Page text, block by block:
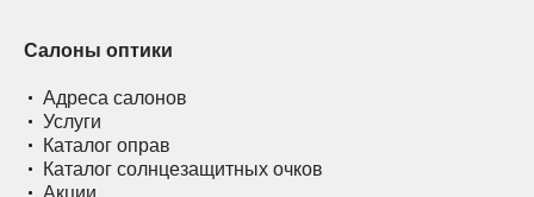
Салоны оптики
Адреса салонов
Услуги
Каталог оправ
Каталог солнцезащитных очков
Акции